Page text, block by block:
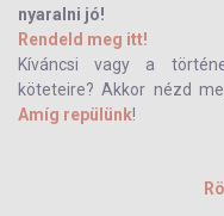
nyaralni jó!
Rendeld meg itt!
Kíváncsi vagy a
köteteire? Akkor nézd
Amíg repülünk!